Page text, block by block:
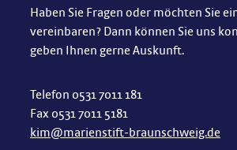
Haben Sie Fragen oder möchten Sie
vereinbaren? Dann können Sie uns
geben Ihnen gerne Auskunft.
Telefon 0531 7011 181
Fax 0531 7011 5181
kim@marienstift-braunschweig.de